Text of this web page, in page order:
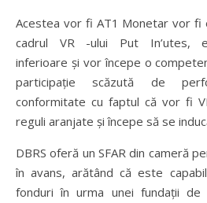
Acestea vor fi AT1 Monetar vor fi
cadrul VR -ului Put In’utes,
inferioare și vor începe o
participație scăzută de
conformitate cu faptul că vor fi
reguli aranjate și începe să se
DBRS oferă un SFAR din cameră
în avans, arătând că este
fonduri în urma unei fundații de